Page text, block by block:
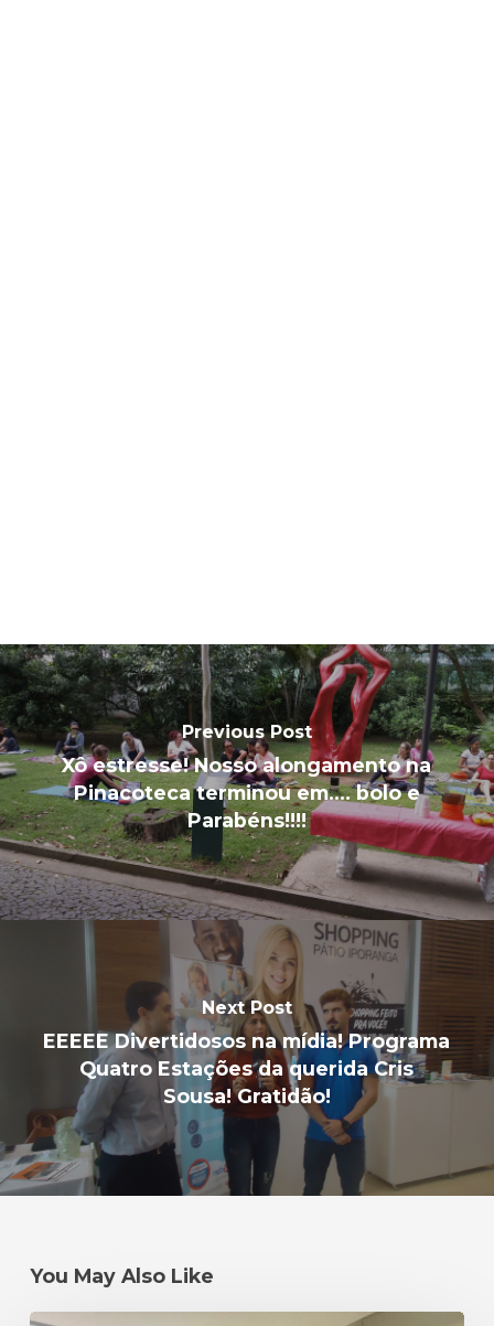
Previous Post
Xô estresse! Nosso alongamento na
Pinacoteca terminou em.... bolo e
Parabéns!!!!
Next Post
EEEEE Divertidosos na mídia! Programa
Quatro Estações da querida Cris
Sousa! Gratidão!
You May Also Like